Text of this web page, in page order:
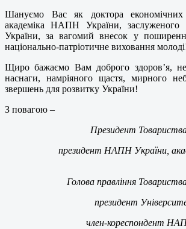
Шануємо Вас як доктора економічних
академіка НАПН України, заслуженого
України, за вагомий внесок у
національно-патріотичне виховання
Щиро бажаємо Вам доброго здоров’я,
наснаги, намріяного щастя, мирного
звершень для розвитку України!
З повагою –
Президент
президент НАПН України,
Голова правління
президент
член-кореспондент